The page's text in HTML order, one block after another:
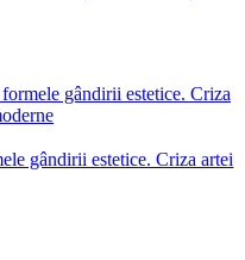
gândirii estetice. Criza artei